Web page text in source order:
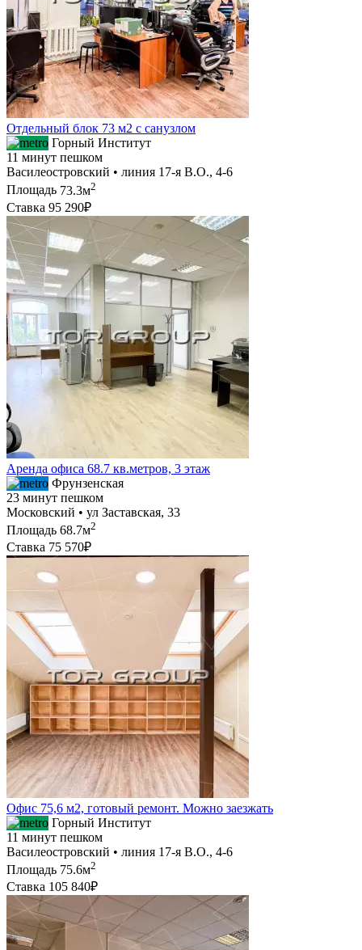
Отдельный блок 73 м2 с санузлом
Горный Институт
11 минут пешком
Василеостровский • линия 17-я В.О., 4-6
Площадь 73.3м2
Ставка 95 290₽
Аренда офиса 68.7 кв.метров, 3 этаж
Фрунзенская
23 минут пешком
Московский • ул Заставская, 33
Площадь 68.7м2
Ставка 75 570₽
Офис 75,6 м2, готовый ремонт. Можно заезжать
Горный Институт
11 минут пешком
Василеостровский • линия 17-я В.О., 4-6
Площадь 75.6м2
Ставка 105 840₽